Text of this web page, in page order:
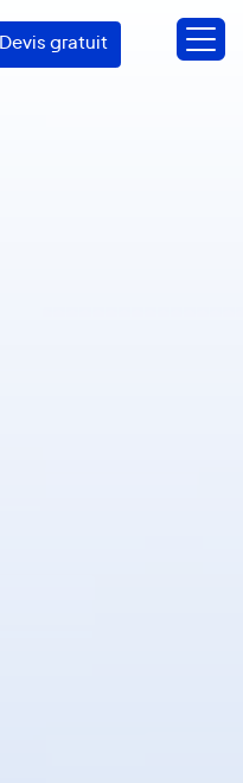
Devis gratuit